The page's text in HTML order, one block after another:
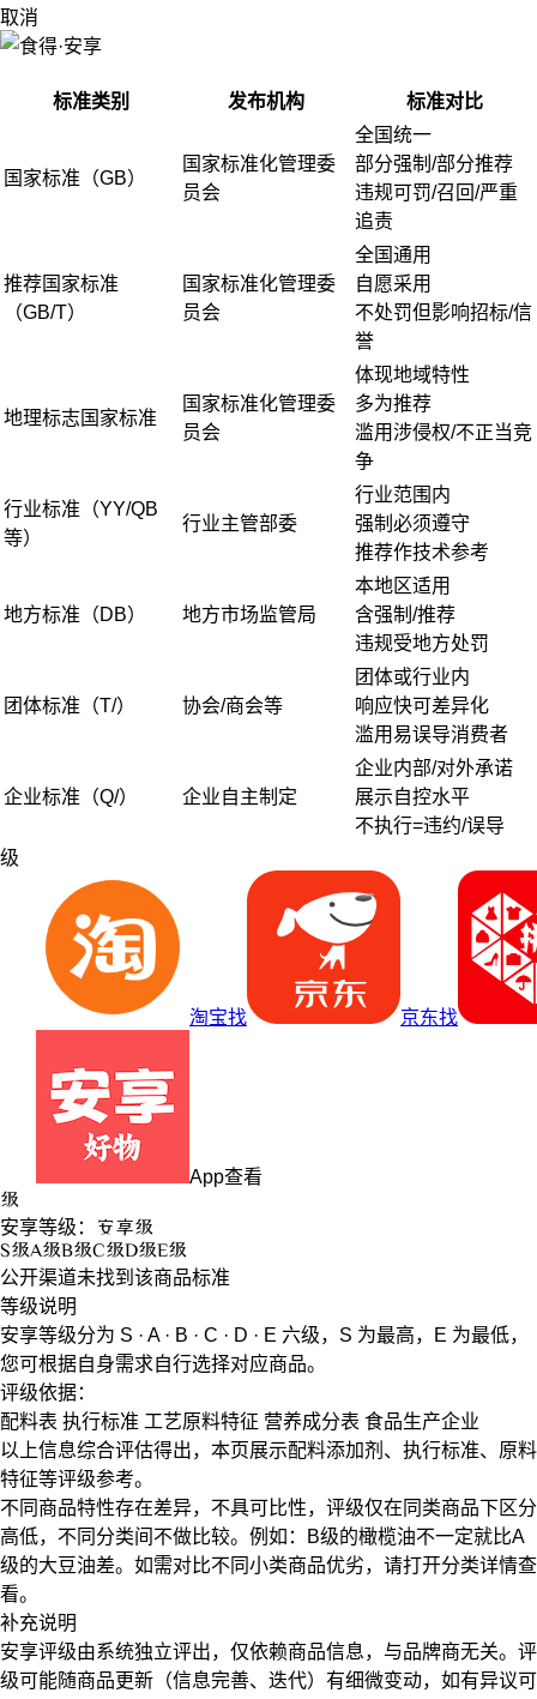
取消
标准类别 发布机构 标准对比
国家标准（GB）
国家标准化管理委
员会
全国统一
部分强制/部分推荐
违规可罚/召回/严重
追责
推荐国家标准
（GB/T）
国家标准化管理委
员会
全国通用
自愿采用
不处罚但影响招标/信
誉
地理标志国家标准
国家标准化管理委
员会
体现地域特性
多为推荐
滥用涉侵权/不正当竞
争
行业标准（YY/QB
等）
行业主管部委
行业范围内
强制必须遵守
推荐作技术参考
地方标准（DB） 地方市场监管局
本地区适用
含强制/推荐
违规受地方处罚
团体标准（T/） 协会/商会等
团体或行业内
响应快可差异化
滥用易误导消费者
企业标准（Q/） 企业自主制定
企业内部/对外承诺
展示自控水平
不执行=违约/误导
级
淘宝找 京东找
App查看
级
安享等级： 安享级
S级A级B级C级D级E级
公开渠道未找到该商品标准
等级说明
安享等级分为 S · A · B · C · D · E 六级， S 为最高， E 为最低，
您可根据自身需求自行选择对应商品。
评级依据：
配料表 执行标准 工艺原料特征 营养成分表 食品生产企业
以上信息综合评估得出，本页展示配料添加剂 、 执行标准、 原料
特征等评级参考。
不同商品特性存在差异，不具可比性，评级仅在 同类商品下区分
高低，不同分类间不做比较。例如：B级的橄榄油不一定就比A
级的大豆油差。如需对比不同小类商品优劣，请打开分类详情查
看。
补充说明
安享评级由系统独立评出，仅依赖商品信息， 与品牌商无关。评
级可能随商品更新（信息完善、迭代）有细微变动，如有异议可